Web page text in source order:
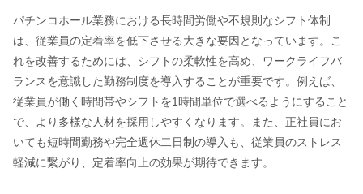
パチンコホール業務における長時間労働や不規則なシフト体制
は、従業員の定着率を低下させる大きな要因となっています。こ
れを改善するためには、シフトの柔軟性を高め、ワークライフバ
ランスを意識した勤務制度を導入することが重要です。例えば、
従業員が働く時間帯やシフトを1時間単位で選べるようにすること
で、より多様な人材を採用しやすくなります。また、正社員にお
いても短時間勤務や完全週休二日制の導入も、従業員のストレス
軽減に繋がり、定着率向上の効果が期待できます。